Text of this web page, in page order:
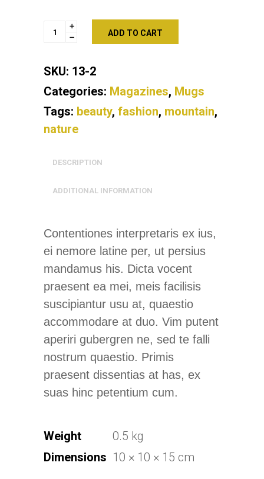
Quantity ADD TO CART
SKU: 13-2
Categories: Magazines, Mugs
Tags: beauty, fashion, mountain,
nature
DESCRIPTION
ADDITIONAL INFORMATION
Contentiones interpretaris ex ius,
ei nemore latine per, ut persius
mandamus his. Dicta vocent
praesent ea mei, meis facilisis
suscipiantur usu at, quaestio
accommodare at duo. Vim putent
aperiri gubergren ne, sed te falli
nostrum quaestio. Primis
praesent dissentias at has, ex
suas hinc petentium cum.
Weight
0.5 kg
Dimensions 10 × 10 × 15 cm